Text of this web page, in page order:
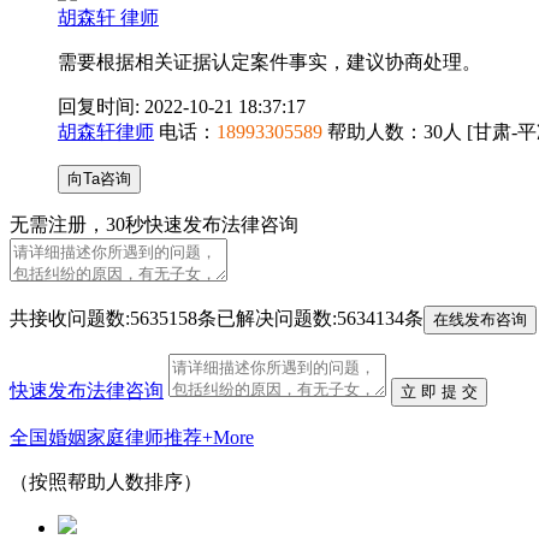
胡森轩 律师
需要根据相关证据认定案件事实，建议协商处理。
回复时间: 2022-10-21 18:37:17
胡森轩律师 电话： 18993305589 帮助人数： 30人 [甘肃-
向Ta咨询
无需注册， 30秒快速发布法律咨询
共接收问题数:5635158条已解决问题数:5634134条 在线发布咨询
快速发布法律咨询 立 即 提 交
全国婚姻家庭律师推荐+More
（按照帮助人数排序）